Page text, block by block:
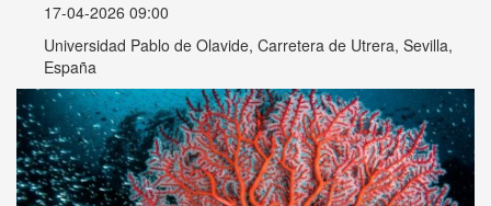
17-04-2026 09:00
Universidad Pablo de Olavide, Carretera de Utrera, Sevilla,
España